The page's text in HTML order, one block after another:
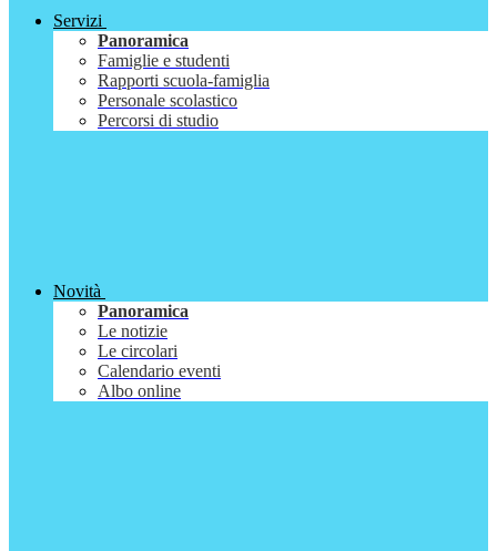
Servizi
Panoramica
Famiglie e studenti
Rapporti scuola-famiglia
Personale scolastico
Percorsi di studio
Novità
Panoramica
Le notizie
Le circolari
Calendario eventi
Albo online